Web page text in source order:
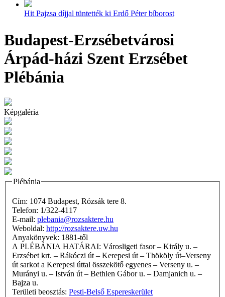
Hit Pajzsa díjjal tüntették ki Erdő Péter bíborost
Budapest-Erzsébetvárosi
Árpád-házi Szent Erzsébet
Plébánia
Képgaléria
Plébánia
Cím: 1074 Budapest, Rózsák tere 8.
Telefon: 1/322-4117
E-mail: plebania@rozsaktere.hu
Weboldal: http://rozsaktere.uw.hu
Anyakönyvek: 1881-től
A PLÉBÁNIA HATÁRAI: Városligeti fasor – Király u. –
Erzsébet krt. – Rákóczi út – Kerepesi út – Thököly út–Verseny
út sarkot a Kerepesi úttal összekötő egyenes – Verseny u. –
Murányi u. – István út – Bethlen Gábor u. – Damjanich u. –
Bajza u.
Területi beosztás: Pesti-Belső Espereskerület